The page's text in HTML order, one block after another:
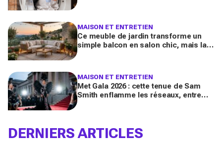
MAISON ET ENTRETIEN
Ce meuble de jardin transforme un
simple balcon en salon chic, mais la
MAISON ET ENTRETIEN
Met Gala 2026 : cette tenue de Sam
Smith enflamme les réseaux, entre
DERNIERS ARTICLES